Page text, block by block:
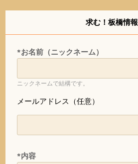
求む！板橋情報
*お名前（ニックネーム）
ニックネームで結構です。
メールアドレス（任意）
*内容